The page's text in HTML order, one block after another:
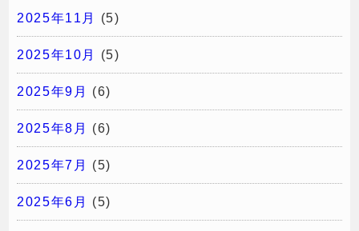
2025年11月 (5)
2025年10月 (5)
2025年9月 (6)
2025年8月 (6)
2025年7月 (5)
2025年6月 (5)